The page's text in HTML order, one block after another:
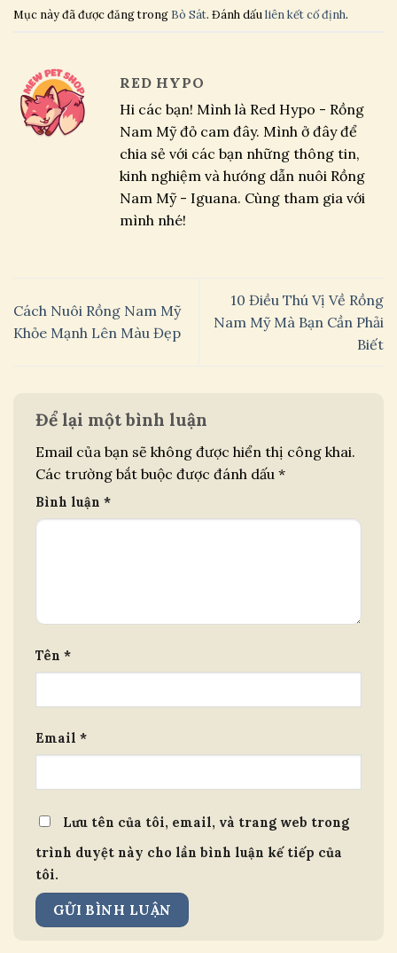
Mục này đã được đăng trong Bò Sát. Đánh dấuliên kết cố định.
RED HYPO
Hi các bạn! Mình là Red Hypo - Rồng
Nam Mỹ đỏ cam đây. Mình ở đây để
chia sẻ với các bạn những thông tin,
kinh nghiệm và hướng dẫn nuôi Rồng
Nam Mỹ - Iguana. Cùng tham gia với
mình nhé!
Cách Nuôi Rồng Nam Mỹ
Khỏe Mạnh Lên Màu Đẹp
10 Điều Thú Vị Về Rồng
Nam Mỹ Mà Bạn Cần Phải
Biết
Để lại một bình luận
Email của bạn sẽ không được hiển thị công khai.
Các trường bắt buộc được đánh dấu *
Bình luận *
Tên *
Email *
Lưu tên của tôi, email, và trang web trong
trình duyệt này cho lần bình luận kế tiếp của
tôi.